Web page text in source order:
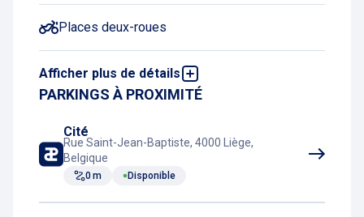
Places deux-roues
Afficher plus de détails
Abonnement nuit pour VE
PARKINGS À PROXIMITÉ
Cité
Rue Saint-Jean-Baptiste, 4000 Liège,
Belgique
0 m Disponible